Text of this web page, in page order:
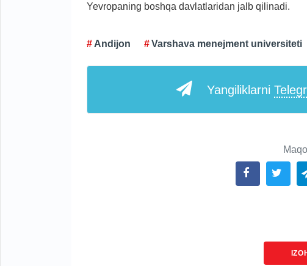
Yevropaning boshqa davlatlaridan jalb qilinadi.
Andijon Varshava menejment universiteti
Yangiliklarni